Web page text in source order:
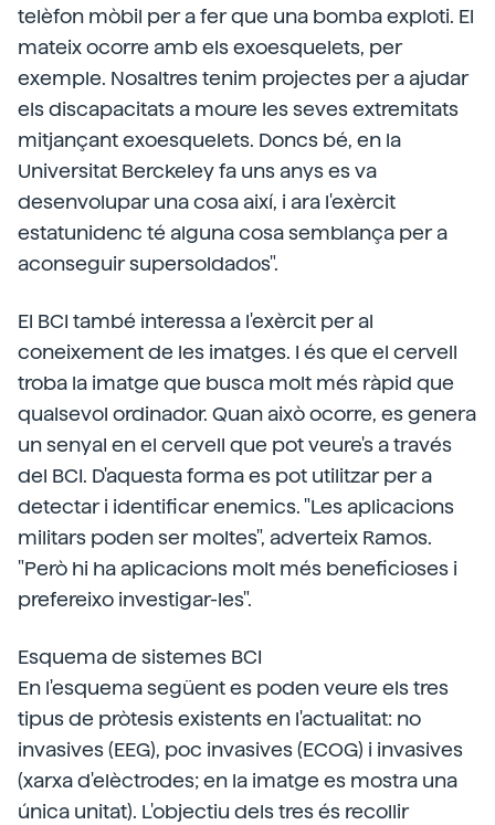
telèfon mòbil per a fer que una bomba exploti. El
mateix ocorre amb els exoesquelets, per
exemple. Nosaltres tenim projectes per a ajudar
els discapacitats a moure les seves extremitats
mitjançant exoesquelets. Doncs bé, en la
Universitat Berckeley fa uns anys es va
desenvolupar una cosa així, i ara l'exèrcit
estatunidenc té alguna cosa semblança per a
aconseguir supersoldados".
El BCI també interessa a l'exèrcit per al
coneixement de les imatges. I és que el cervell
troba la imatge que busca molt més ràpid que
qualsevol ordinador. Quan això ocorre, es genera
un senyal en el cervell que pot veure's a través
del BCI. D'aquesta forma es pot utilitzar per a
detectar i identificar enemics. "Les aplicacions
militars poden ser moltes", adverteix Ramos.
"Però hi ha aplicacions molt més beneficioses i
prefereixo investigar-les".
Esquema de sistemes BCI
En l'esquema següent es poden veure els tres
tipus de pròtesis existents en l'actualitat: no
invasives (EEG), poc invasives (ECOG) i invasives
(xarxa d'elèctrodes; en la imatge es mostra una
única unitat). L'objectiu dels tres és recollir